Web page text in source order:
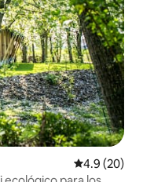
Calificación
4.9 (20)